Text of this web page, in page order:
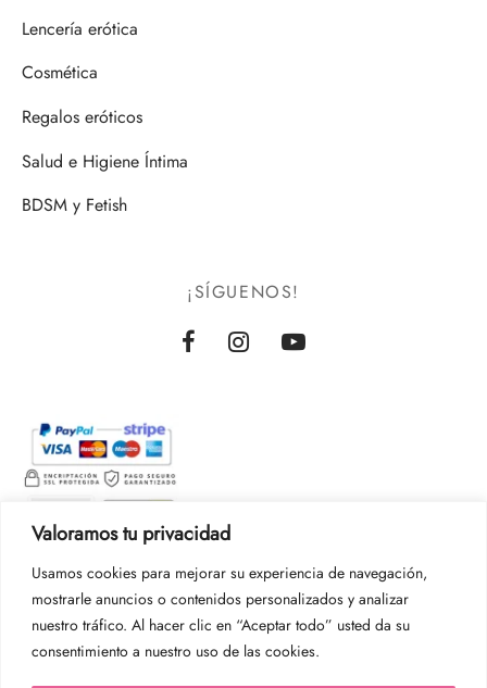
Valoramos tu privacidad
Usamos cookies para mejorar su experiencia de navegación,
mostrarle anuncios o contenidos personalizados y analizar
nuestro tráfico. Al hacer clic en “Aceptar todo” usted da su
consentimiento a nuestro uso de las cookies.
Lencería erótica
Cosmética
Regalos eróticos
Salud e Higiene Íntima
BDSM y Fetish
¡SÍGUENOS!